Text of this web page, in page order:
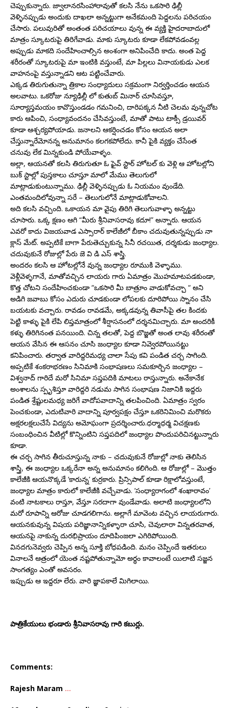
చెప్పుకున్నారు. జ్వాలానరసింహారావుతో కలసి నేను ఒకసారి ఢిల్లీ
వెళ్ళినప్పుడు అందుకు దాఖలా అన్నట్టుగా అనేకమంది పెద్దలను పరిచయం
చేసారు. పలువురితో అంతంత పరిచయాలు వున్న ఈ వ్యక్తి హైదరాబాదులో
మాత్రం స్కూటరుపై తిరిగేవాడు. మాకు స్కూటరు కూడా లేకపోవడంవల్ల
అప్పుడు మాకది సందేహించాల్సిన అంశంగా అనిపించేది కాదు. అంత పెద్ద
శరీరంతో స్కూటరుపై మా ఇంటికి వస్తుంటే, మా పిల్లలు వినాయకుడు ఎలక
వాహనంపై వస్తున్నాడని ఆట పట్టించేవారు.
ఎక్కడ తిరుగుతున్నా త్రికాల సంధ్యాదులు సక్రమంగా నిర్వర్తించడం ఆయన
అలవాటు. ఒకరోజు న్యూఢిల్లీ లో కుతుబ్ మినార్ చూసివస్తూ,
సూర్యాస్తమయం కావొస్తుండడం గమనించి, దారిపక్కన నీటి చెలమ వున్నచోట
కారు ఆపించి, సంధ్యావందనం చేసివస్తుంటే, మాతో పాటు టాక్సీ డ్రయివర్
కూడా ఆశ్చర్యపోయాడు. జనాలని ఆకర్షించడం కోసం ఆయన అలా
చేస్తున్నారేమోనన్న అనుమానం కలగకపోలేదు. కానీ పైకి వ్యక్తం చేసేంత
చనువు లేక మిన్నకుండి పోయేవాళ్ళం.
అల్లా, ఆయనతో కలసి తిరుగుతూ ఓ ఫైవ్ స్టార్ హోటల్ కు వెళ్లి ఆ హోటల్లోని
బుక్ స్టాల్లో పుస్తకాలు చూస్తూ మాలో మేము తెలుగులో
మాట్లాడుకుంటున్నాము. ఢిల్లీ వెళ్ళినప్పుడు ఓ నియమం వుండేది.
ఎంతమందిలోవున్నా సరే – తెలుగులోనే మాట్లాడుకోవాలని.
అది కలసి వచ్చింది. ఒకాయన మా వైపు తిరిగి తెలుగువాళ్ళా అన్నట్టు
చూసారు. ఒక్క క్షణం ఆగి “మీరు శ్రీనివాసరావు కదూ!” అన్నారు. ఆయన
ఎవరో కాదు విజయవాడ ఎస్సారార్ కాలేజీలో బీకాం చదువుతున్నప్పుడు నా
క్లాస్ మేట్. అప్పటికే బాగా పేరుతెచ్చుకున్న సినీ రచయిత, దర్శకుడు జంధ్యాల.
చదువుకునే రోజుల్లో పేరు జె వి డి ఎస్ శాస్త్రి.
అందరం కలసి ఆ హోటల్లోనే వున్న జంధ్యాల రూముకి వెళ్ళాము.
వెళ్లీవెళ్ళగానే, మాతోవచ్చిన లాయరు గారు ఏమాత్రం మొహమాటపడకుండా,
కొత్త చోటని సందేహించకుండా “ఒకసారి మీ బాత్రూం వాడుకోవచ్చా “ అని
అడిగి జవాబు కోసం ఎదురు చూడకుండా లోపలకు దూరిపోయి స్నానం చేసి
బయటకు వచ్చారు. రావడం రావడమే, అక్కడవున్న తివాసీపై తల కిందకు
పెట్టి కాళ్ళు పైకి లేపి లిప్తమాత్రంలో శీర్షాసనంలో దర్శనమిచ్చారు. మా అందరికీ
కళ్ళు తిరిగినంత పనయింది. చిన్న తలతో, పెద్ద బొజ్జతో అంత లావు శరీరంతో
ఆయన వేసిన ఈ ఆసనం చూసి జంధ్యాల కూడా నివ్వెరపోయినట్టు
కనిపించారు. తర్వాత వారిద్దరిమధ్య చాలా సేపు కవి పండిత చర్చ సాగింది.
అప్పటికే శంకరాభరణం సినిమాకి సంభాషణలు సమకూర్చిన జంధ్యాల –
విశ్వనాద్ గారిదే మరో సినిమా సప్తపదికి మాటలు రాస్తున్నారు. అనేకానేక
అంశాలను స్పృశిస్తూ వారిద్దరి నడుమ సాగిన సంభాషణ నిజానికి ఇద్దరు
పండిత శ్రేష్టులమధ్య జరిగే వాదోపవాదాన్ని తలపించింది. ఏమాత్రం స్వరం
పెంచకుండా, ఎదుటివారి వాదాన్ని పూర్వపక్షం చేస్తూ ఒకరినిమించి మరొకరు
అక్షరలక్షలుచేసే విద్యను అమోఘంగా ప్రదర్శించారు.ధర్మాధర్మ విచక్షణకు
సంబంధించిన వీటిల్లో కొన్నింటిని సప్తపదిలో జంధ్యాల పొందుపరిచినట్టున్నారు
కూడా.
ఈ చర్చ సాగిన తీరుచూస్తున్న నాకు – చదువుకునే రోజుల్లో నాకు తెలిసిన
శాస్త్రి, ఈ జంధ్యాల ఒక్కరేనా అన్న అనుమానం కలిగింది. ఆ రోజుల్లో – మొత్తం
కాలేజీకి ఆయనొక్కడే ‘కారున్న’ కుర్రకారు. ప్రిన్సిపాల్ కూడా రిక్షాలోవస్తుంటే,
జంధ్యాల మాత్రం కారులో కాలేజీకి వచ్చేవాడు. ’సంధ్యారాగంలో శంఖారావం’
వంటి నాటకాలు రాస్తూ, వేస్తూ సరదాగా వుండేవాడు. అలాటి జంధ్యాలలోని
మరో రూపాన్ని ఆరోజు చూడగలిగాను. అల్లాగే మావెంట వచ్చిన లాయరుగారు.
ఆయనకువున్న విషయ పరిజ్ఞానాన్నికళ్ళారా చూసి, చెవులారా విన్నతరవాత,
ఆయనపై నాకున్న దురభిప్రాయం దూదిపింజలా ఎగిరిపోయింది.
వినదగునెవ్వరు చెప్పిన అన్న సూక్తి బోధపడింది. మనం చెప్పిందే ఇతరులు
వినాలనే ఆత్రంలో యెంత నష్టపోతున్నామో అర్ధం కావాలంటే యిలాటి సజ్జన
సాంగత్యం ఎంతో అవసరం.
ఇప్పుడు ఆ ఇద్దరూ లేరు. వారి జ్ఞాపకాలే మిగిలాయి.
పాత్రికేయులు భండారు శ్రీనివాసరావు గారి కబుర్లు.
Comments:
Rajesh Maram …